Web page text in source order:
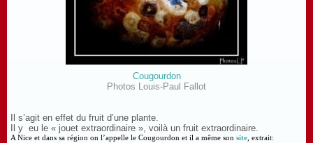
Cougourdon
Photos Louis-Paul Fallot
Il s’agit en effet du fruit d’une plante.
Il y eu le « jouet extraordinaire », voilà un fruit extraordinaire.
A Nice et dans sa région on l’appelle le Cougourdon et il a même son site , extrait: